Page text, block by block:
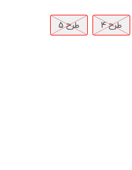
طرح 4
طرح 5